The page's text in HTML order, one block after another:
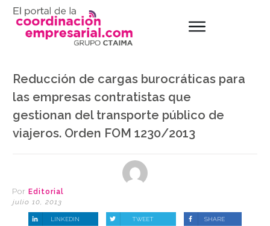
Reducción de cargas burocráticas para
las empresas contratistas que
gestionan del transporte público de
viajeros. Orden FOM 1230/2013
Por Editorial
julio 10, 2013
LINKEDIN TWEET SHARE